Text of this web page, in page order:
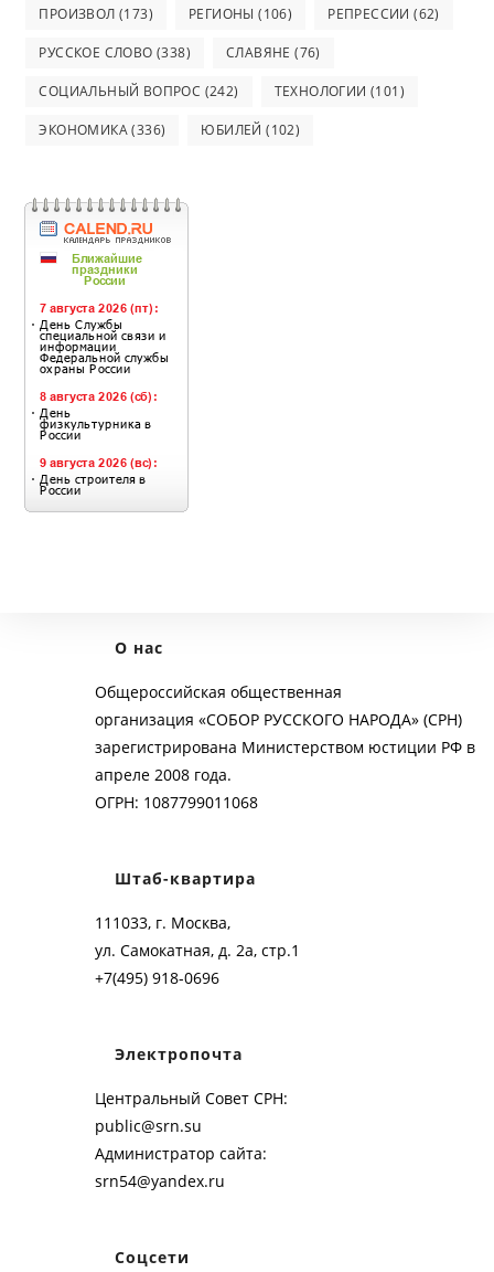
ПРОИЗВОЛ (173) РЕГИОНЫ (106) РЕПРЕССИИ (62)
РУССКОЕ СЛОВО (338) СЛАВЯНЕ (76)
СОЦИАЛЬНЫЙ ВОПРОС (242) ТЕХНОЛОГИИ (101)
ЭКОНОМИКА(336) ЮБИЛЕЙ (102)
О нас
Общероссийская общественная
организация «СОБОР РУССКОГО НАРОДА» (СРН)
зарегистрирована Министерством юстиции РФ в
апреле 2008 года.
ОГРН: 1087799011068
Штаб-квартира
111033, г. Москва,
ул. Самокатная, д. 2а, стр.1
+7(495) 918-0696
Электропочта
Центральный Совет СРН:
public@srn.su
Администратор сайта:
srn54@yandex.ru
Соцсети